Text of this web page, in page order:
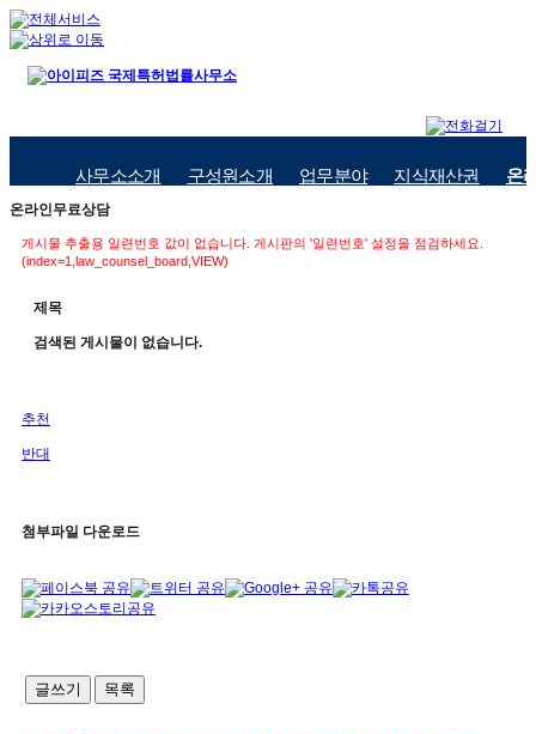
사무소소개 구성원소개 업무분야 지식재산권 온
온라인무료상담
게시물 추출용 일련번호 값이 없습니다. 게시판의 '일련번호' 설정을 점검하세요.
(index=1,law_counsel_board,VIEW)
제목
검색된 게시물이 없습니다.
추천
반대
첨부파일 다운로드
글쓰기 목록